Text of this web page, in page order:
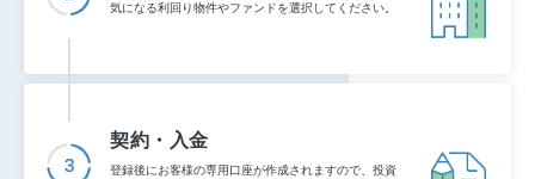
気になる利回り物件やファンドを選択してください。
契約・入金
登録後にお客様の専用口座が作成されますので、投資